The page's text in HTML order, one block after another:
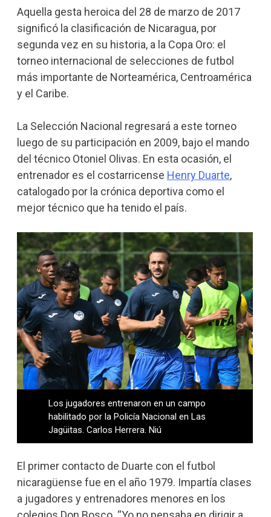
Aquella gesta heroica del 28 de marzo de 2017
significó la clasificación de Nicaragua, por
segunda vez en su historia, a la Copa Oro: el
torneo internacional de selecciones de futbol
más importante de Norteamérica, Centroamérica
y el Caribe.
La Selección Nacional regresará a este torneo
luego de su participación en 2009, bajo el mando
del técnico Otoniel Olivas. En esta ocasión, el
entrenador es el costarricense Henry Duarte,
catalogado por la crónica deportiva como el
mejor técnico que ha tenido el país.
Los jugadores entrenaron en un campo
habilitado por la Policía Nacional en Las
Jagüitas. Carlos Herrera. Niú
El primer contacto de Duarte con el futbol
nicaragüense fue en el año 1979. Impartía clases
a jugadores y entrenadores menores en los